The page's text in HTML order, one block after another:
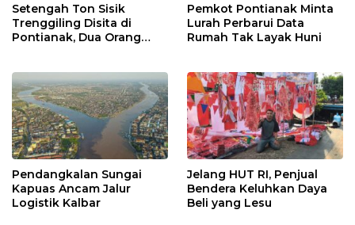
Setengah Ton Sisik
Trenggiling Disita di
Pontianak, Dua Orang
Pemkot Pontianak Minta
Lurah Perbarui Data
Rumah Tak Layak Huni
Pendangkalan Sungai
Kapuas Ancam Jalur
Logistik Kalbar
Jelang HUT RI, Penjual
Bendera Keluhkan Daya
Beli yang Lesu